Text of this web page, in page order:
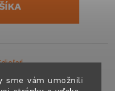
sme vám umožnili